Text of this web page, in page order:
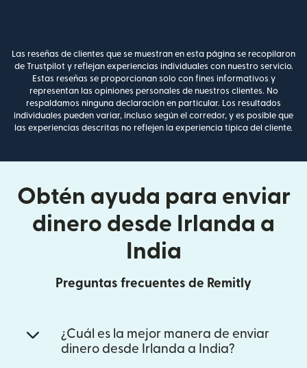
Las reseñas de clientes que se muestran en esta página se recopilaron
de Trustpilot y reflejan experiencias individuales con nuestro servicio.
Estas reseñas se proporcionan solo con fines informativos y
representan las opiniones personales de nuestros clientes. No
respaldamos ninguna declaración en particular. Los resultados
individuales pueden variar, incluso según el corredor, y es posible que
las experiencias descritas no reflejen la experiencia típica del cliente.
Obtén ayuda para enviar
dinero desde Irlanda a
India
Preguntas frecuentes de Remitly
¿Cuál es la mejor manera de enviar
dinero desde Irlanda a India?